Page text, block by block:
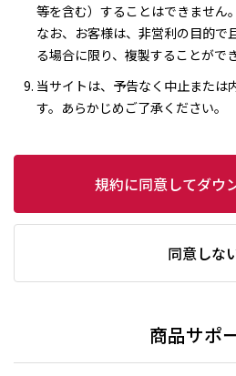
等を含む）することはできません。
なお、お客様は、非営利の目的で
る場合に限り、複製することができ
当サイトは、予告なく中止または
す。あらかじめご了承ください。
規約に同意してダウ
同意しな
商品サポ